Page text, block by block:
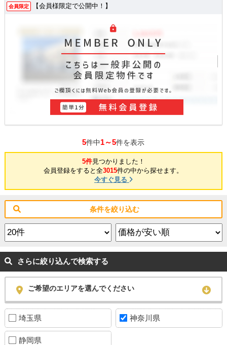
会員限定 【会員様限定で公開中！】
5件中1～5件を表示
5件見つかりました！
会員登録をすると全3015件の中から探せます。
今すぐ見る
条件を絞り込む
さらに絞り込んで検索する
ご希望のエリアを選んでください
埼玉県 神奈川県
静岡県